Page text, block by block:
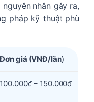
nhân gây ra,
pháp kỹ thuật phù
Đơn giá (VNĐ/lần)
100.000đ – 150.000đ